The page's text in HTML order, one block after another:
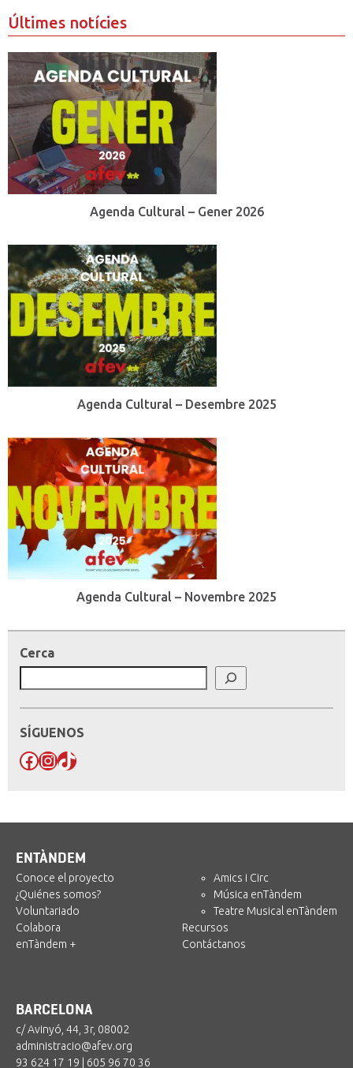
Últimes notícies
Agenda Cultural – Gener 2026
Agenda Cultural – Desembre 2025
Agenda Cultural – Novembre 2025
Cerca
SÍGUENOS
Facebook
Instagram
TikTok
ENTÀNDEM
Conoce el proyecto
¿Quiénes somos?
Voluntariado
Colabora
enTàndem +
Amics i Circ
Música enTàndem
Teatre Musical enTàndem
Recursos
Contáctanos
BARCELONA
c/ Avinyó, 44, 3r, 08002
administracio@afev.org
93 624 17 19
605 96 70 36